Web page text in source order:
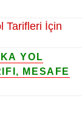
Tarifleri İçin
YOL
MESAFE